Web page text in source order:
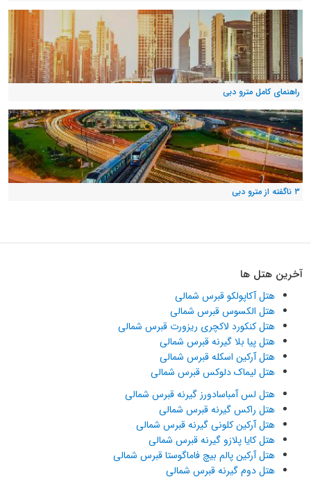
راهنمای کامل مترو دبی
۳ ناگفته از مترو دبی
آخرین هتل ها
هتل آکاپولکو قبرس شمالی
هتل الکسوس قبرس شمالی
هتل کنکورد لاکچری ریزورت قبرس شمالی
هتل پیا بلا گیرنه قبرس شمالی
هتل آرکین اسکله قبرس شمالی
هتل لیماک دلوکس قبرس شمالی
هتل لس آمباسادورز گیرنه قبرس شمالی
هتل راکس گیرنه قبرس شمالی
هتل آرکین کلونی گیرنه قبرس شمالی
هتل کایا پلازو گیرنه قبرس شمالی
هتل آرکین پالم بیچ فاماگوستا قبرس شمالی
هتل دوم گیرنه قبرس شمالی